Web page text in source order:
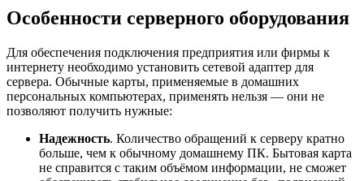
Особенности серверного оборудования
Для обеспечения подключения предприятия или фирмы к
интернету необходимо установить сетевой адаптер для
сервера. Обычные карты, применяемые в домашних
персональных компьютерах, применять нельзя — они не
позволяют получить нужные:
Надежность. Количество обращений к серверу кратно
больше, чем к обычному домашнему ПК. Бытовая карта
не справится с таким объёмом информации, не сможет